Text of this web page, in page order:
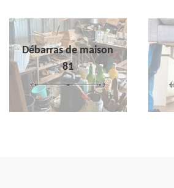
Débarras de maison
81